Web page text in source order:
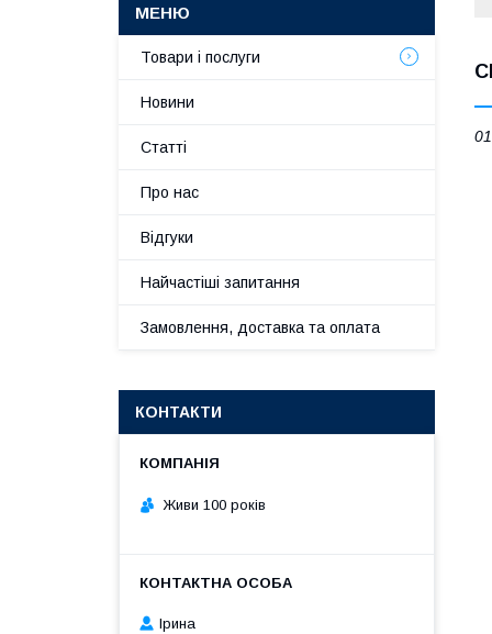
Товари і послуги
Новини
Статті
Про нас
Відгуки
Найчастіші запитання
Замовлення, доставка та оплата
КОНТАКТИ
Живи 100 років
Ірина